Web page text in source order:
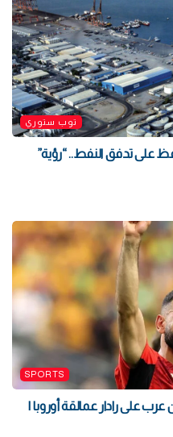
توب ستوري
على تدفق النفط.. “رؤية”
SPORTS
الأغلى؟ 5 لاعبين عرب على رادار عمالقة أوروبا |